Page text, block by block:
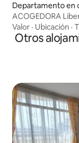
Departamento en
hing
ACOGEDORA
Valor · Ubicación ·
Otros